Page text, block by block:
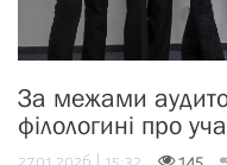
За межами
філологині про